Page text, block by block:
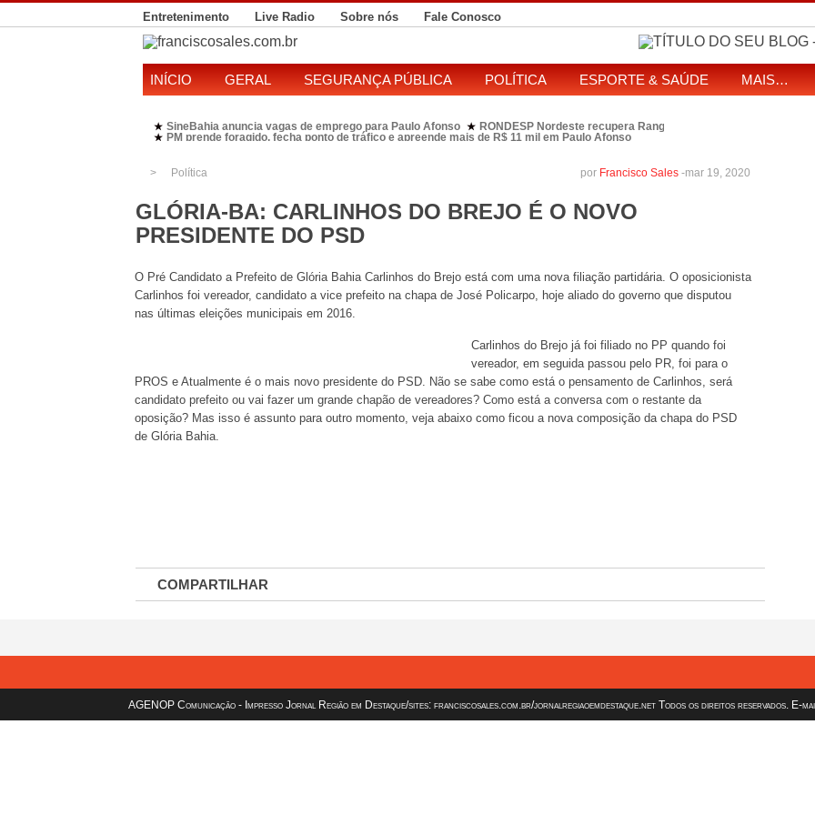
Entretenimento Live Radio Sobre nós Fale Conosco
INÍCIO GERAL SEGURANÇA PÚBLICA POLÍTICA ESPORTE & SAÚDE MAIS…
★ SineBahia anuncia vagas de emprego para Paulo Afonso ★ RONDESP Nordeste recupera Range Rover com restrição por
★ PM prende foragido, fecha ponto de tráfico e apreende mais de R$ 11 mil em Paulo Afonso
Política mar 19, 2020
por Francisco Sales -
GLÓRIA-BA: CARLINHOS DO BREJO É O NOVO
PRESIDENTE DO PSD
O Pré Candidato a Prefeito de Glória Bahia Carlinhos do Brejo está com uma nova filiação partidária. O oposicionista
Carlinhos foi vereador, candidato a vice prefeito na chapa de José Policarpo, hoje aliado do governo que disputou
nas últimas eleições municipais em 2016.
Carlinhos do Brejo já foi filiado no PP quando foi
vereador, em seguida passou pelo PR, foi para o
PROS e Atualmente é o mais novo presidente do PSD. Não se sabe como está o pensamento de Carlinhos, será
candidato prefeito ou vai fazer um grande chapão de vereadores? Como está a conversa com o restante da
oposição? Mas isso é assunto para outro momento, veja abaixo como ficou a nova composição da chapa do PSD
de Glória Bahia.
COMPARTILHAR
AGENOP Comunicação - Impresso Jornal Região em Destaque/sites: franciscosales.com.br/jornalregiaoemdestaque.net Todos os direitos reservados. E-